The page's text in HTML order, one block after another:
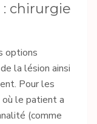
chirurgie
options
de la lésion ainsi
Pour les
le patient a
(comme